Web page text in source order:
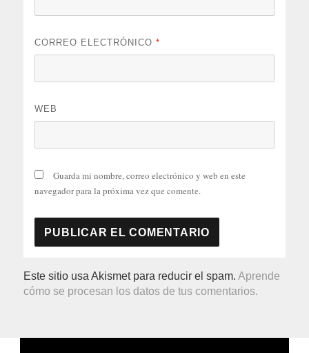
CORREO ELECTRÓNICO*
WEB
Guarda mi nombre, correo electrónico y web en este
navegador para la próxima vez que comente.
Este sitio usa Akismet para reducir el spam.Aprende
cómo se procesan los datos de tus comentarios.